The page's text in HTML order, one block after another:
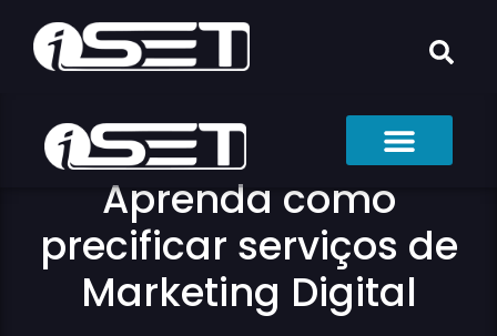
Aprenda como
precificar serviços de
Marketing Digital